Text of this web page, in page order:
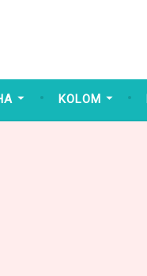
KOLOM